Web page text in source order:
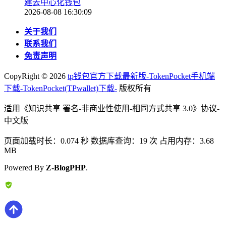
建去中心化钱包
2026-08-08 16:30:09
关于我们
联系我们
免责声明
CopyRight © 2026 tp钱包官方下载最新版-TokenPocket手机端
下载-TokenPocket(TPwallet)下载- 版权所有
适用《知识共享 署名-非商业性使用-相同方式共享 3.0》协议-
中文版
页面加载时长：0.074 秒 数据库查询：19 次 占用内存：3.68
MB
Powered By Z-BlogPHP.